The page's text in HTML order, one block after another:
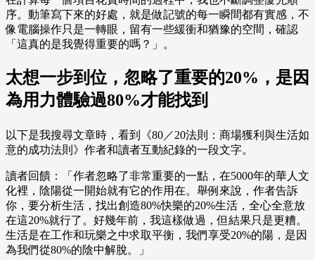
序。動筆寫下來的好處，就是做記號的每一瞬間都有實感，不
像電腦操作只是一轉眼，留有一些緩衝和猶豫的空間，確認
「這真的是我覺得重要的嗎？」。
太想一步到位，忽略了重要的20%，是因
為用力體驗過80%才能找到
以下是我搜尋文章時，看到《80／20法則：商場獲利與生活如
意的成功法則》作者和讀者互動紀錄的一段文字。
讀者回饋：「作者忽略了非常重要的一點，在5000年的華人文
化裡，陰陽從一開始就有它的作用在。舉例來說，作者告訴
你，要分析生活，找出創造80%快樂的20%生活，全心全意放
在這20%就行了。好幾年前，我這樣做過，但結果只是更糟。
生活是在工作和玩樂之中求取平衡，我們享受20%的陽，是因
為我們從80%的陰中解脫。」